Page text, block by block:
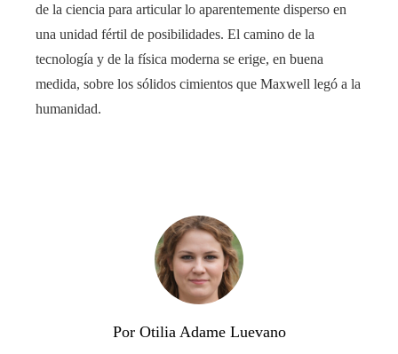
de la ciencia para articular lo aparentemente disperso en
una unidad fértil de posibilidades. El camino de la
tecnología y de la física moderna se erige, en buena
medida, sobre los sólidos cimientos que Maxwell legó a la
humanidad.
Por Otilia Adame Luevano